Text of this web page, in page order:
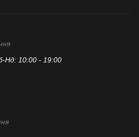
Нд: 10:00 - 19:00